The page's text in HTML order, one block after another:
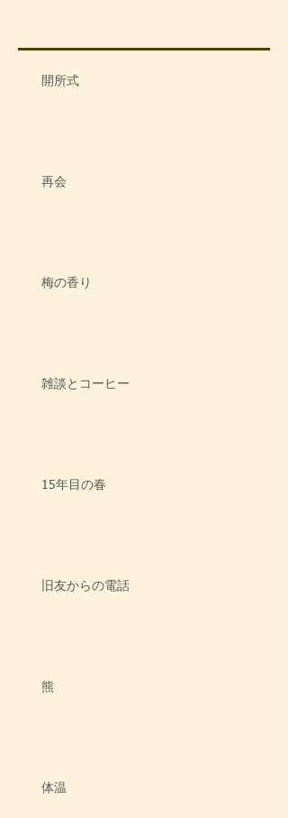
開所式
再会
梅の香り
雑談とコーヒー
15年目の春
旧友からの電話
熊
体温